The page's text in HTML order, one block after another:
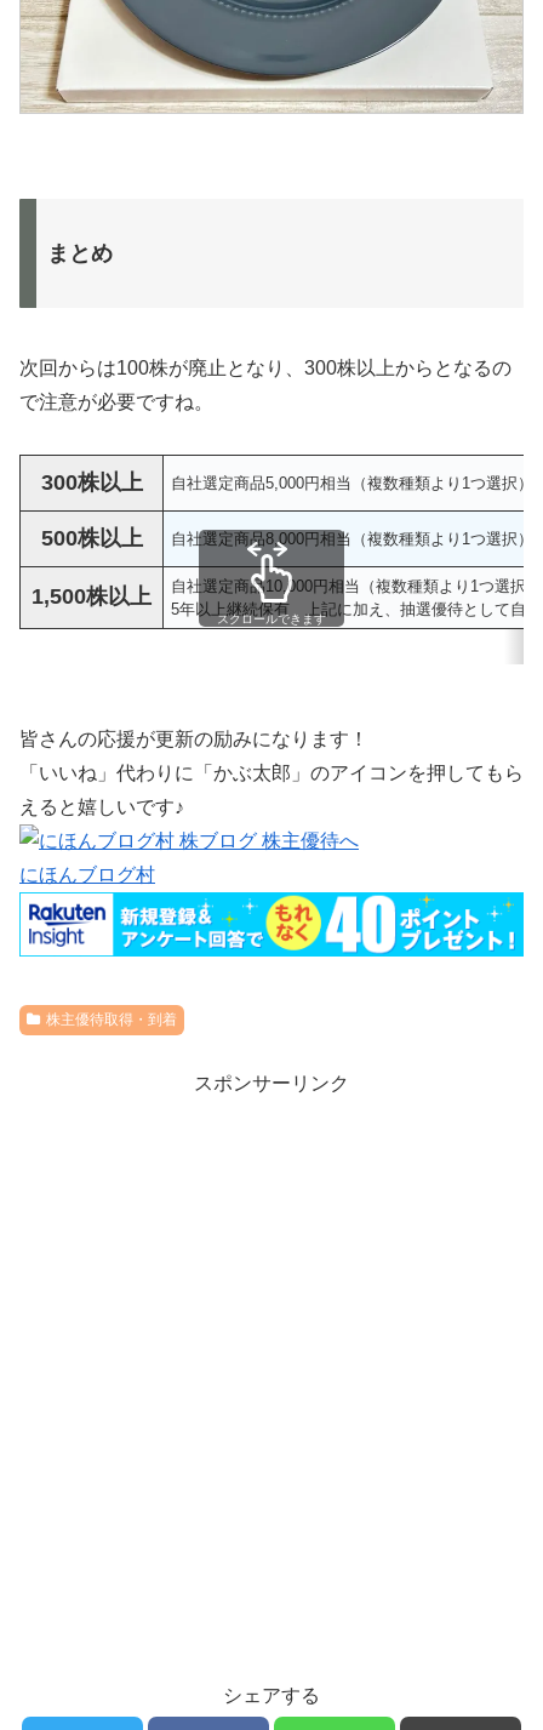
まとめ
次回からは100株が廃止となり、300株以上からとなるの
で注意が必要ですね。
300株以上 自社選定商品5,000円相当（複数種類より1つ選択）
500株以上 自社選定商品8,000円相当（複数種類より1つ選択）
1,500株以上
自社選定商品10,000円相当（複数種類より1つ選択）
5年以上継続保有 上記に加え、抽選優待として自
スクロールできます
皆さんの応援が更新の励みになります！
「いいね」代わりに「かぶ太郎」のアイコンを押してもら
えると嬉しいです♪
にほんブログ村
株主優待取得・到着
スポンサーリンク
シェアする